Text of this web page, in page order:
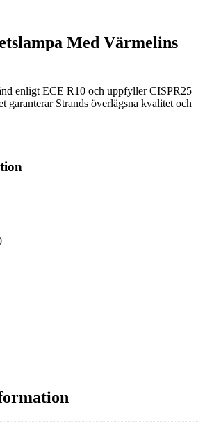
Med Värmelins
enligt ECE R10 och uppfyller CISPR25
garanterar Strands överlägsna kvalitet och